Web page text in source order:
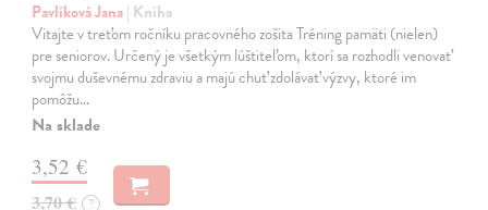
Pavlíková Jana| Kniha
Vitajte v treťom ročníku pracovného zošita Tréning pamäti (nielen)
pre seniorov. Určený je všetkým lúštiteľom, ktorí sa rozhodli venovať
svojmu duševnému zdraviu a majú chuť zdolávať výzvy, ktoré im
pomôžu…
Na sklade
3,52 €
3,70 € ?